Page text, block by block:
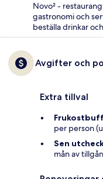
Novo² -
gastronomi och
beställa drinkar
Avgifter och
Extra tillval
per person
Sen
mån av